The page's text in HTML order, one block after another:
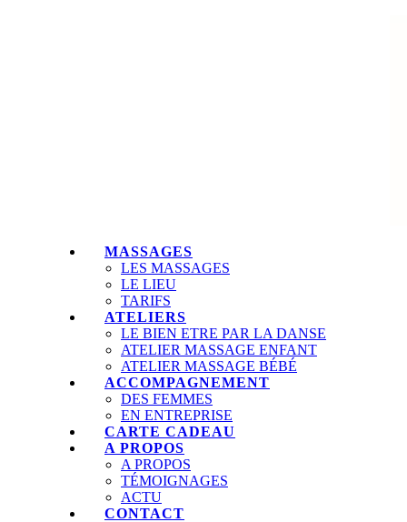
MASSAGES
LES MASSAGES
LE LIEU
TARIFS
ATELIERS
LE BIEN ETRE PAR LA DANSE
ATELIER MASSAGE ENFANT
ATELIER MASSAGE BÉBÉ
ACCOMPAGNEMENT
DES FEMMES
EN ENTREPRISE
CARTE CADEAU
A PROPOS
A PROPOS
TÉMOIGNAGES
ACTU
CONTACT